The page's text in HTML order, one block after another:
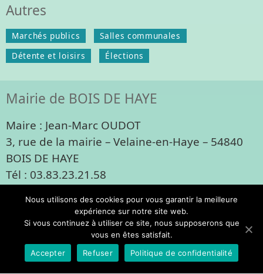
Autres
Marchés publics
Salles communales
Détente et loisirs
Élections
Mairie de BOIS DE HAYE
Maire : Jean-Marc OUDOT
3, rue de la mairie – Velaine-en-Haye – 54840
BOIS DE HAYE
Tél : 03.83.23.21.58
Contacts Mentions légales
© Bois de Haye - 2026
Nous utilisons des cookies pour vous garantir la meilleure
expérience sur notre site web.
Si vous continuez à utiliser ce site, nous supposerons que
vous en êtes satisfait.
Accepter
Refuser Politique de confidentialité